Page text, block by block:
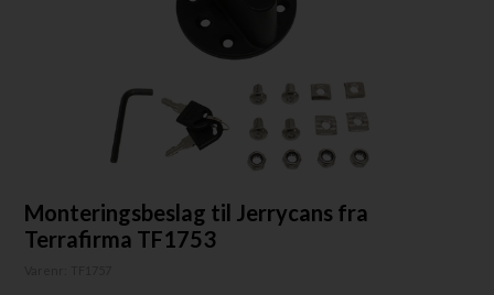
Monteringsbeslag til Jerrycans fra
Terrafirma TF1753